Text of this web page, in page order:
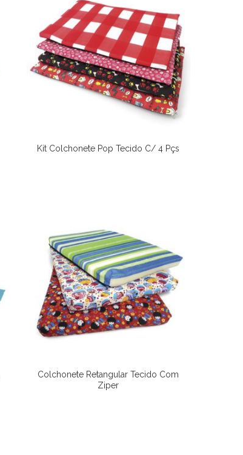
Kit Colchonete Pop Tecido C/ 4 Pçs
Comprar
Colchonete Retangular Tecido Com
Ziper
Ver Opções